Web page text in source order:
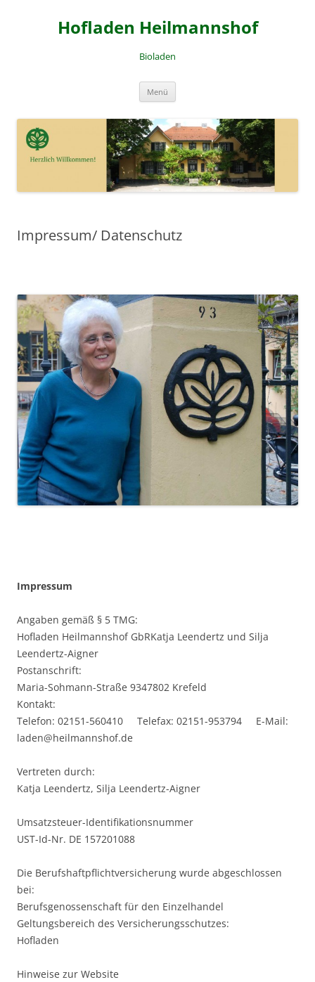
Hofladen Heilmannshof
Bioladen
Menü
Impressum/ Datenschutz
Impressum
Angaben gemäß § 5 TMG:
Hofladen Heilmannshof GbRKatja Leendertz und Silja
Leendertz-Aigner
Postanschrift:
Maria-Sohmann-Straße 9347802 Krefeld
Kontakt:
Telefon: 02151-560410 Telefax: 02151-953794 E-Mail:
laden@heilmannshof.de
Vertreten durch:
Katja Leendertz, Silja Leendertz-Aigner
Umsatzsteuer-Identifikationsnummer
UST-Id-Nr. DE 157201088
Die Berufshaftpflichtversicherung wurde abgeschlossen
bei:
Berufsgenossenschaft für den Einzelhandel
Geltungsbereich des Versicherungsschutzes:
Hofladen
Hinweise zur Website